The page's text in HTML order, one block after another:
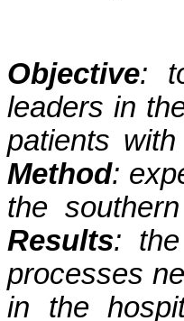
Objective:
leaders in
patients
Method:
the
Results:
processes
in the